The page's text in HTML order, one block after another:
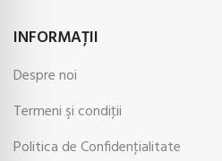
INFORMAŢII
Despre noi
Termeni şi condiţii
Politica de Confidenţialitate